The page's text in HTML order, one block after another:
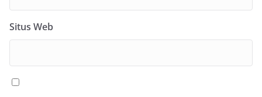
Situs Web